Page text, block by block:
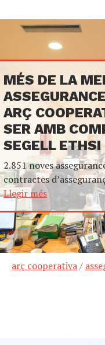
MÉS DE LA
ARÇ
SER AMB
SEGELL ETHSI
2.851 noves
contractes
Llegir més
arç cooperativa/